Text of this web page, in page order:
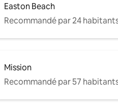
Easton Beach
Recommandé par 24
Mission
Recommandé par 57